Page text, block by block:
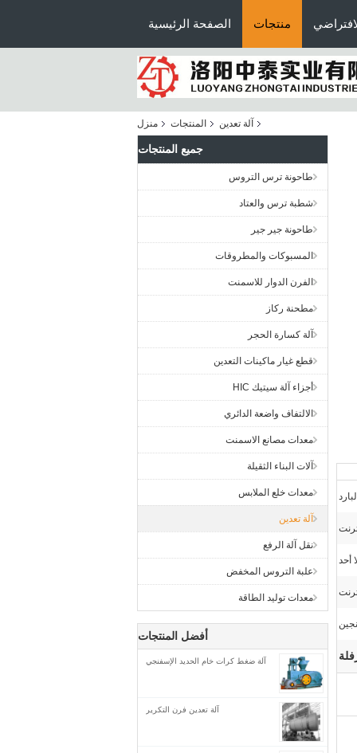
الصفحة الرئيسية منتجات
منزل المنتجات آلة تعدين
جميع المنتجات
طاحونة ترس التروس
شطبة ترس والعتاد
طاحونة جير جير
المسبوكات والمطروقات
الفرن الدوار للاسمنت
مطحنة ركاز
آلة كسارة الحجر
قطع غيار ماكينات التعدين
أجزاء آلة سيتيك HIC
الالتفاف واضعة الدائري
معدات مصانع الاسمنت
آلات البناء الثقيلة
معدات خلع الملابس
آلة تعدين
نقل آلة الرفع
علبة التروس المخفض
معدات توليد الطاقة
أفضل المنتجات
آلة ضغط كرات خام الحديد الإسفنجي
آلة تعدين فرن التكرير
أحد